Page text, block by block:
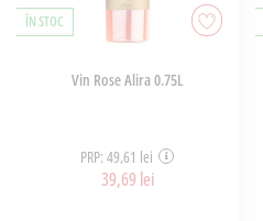
ÎN STOC
Vin Rose Alira 0.75L
PRP: 49,61 lei
39,69 lei